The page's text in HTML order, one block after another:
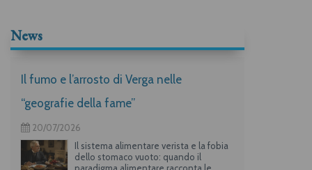
News
Il fumo e l’arrosto di Verga nelle
“geografie della fame”
20/07/2026
Il sistema alimentare verista e la fobia
dello stomaco vuoto: quando il